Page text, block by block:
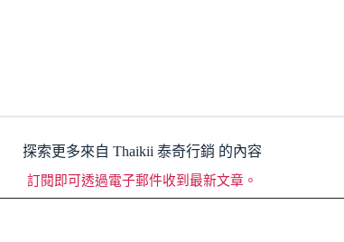
探索更多來自 Thaikii 泰奇行銷 的內容
訂閱即可透過電子郵件收到最新文章。